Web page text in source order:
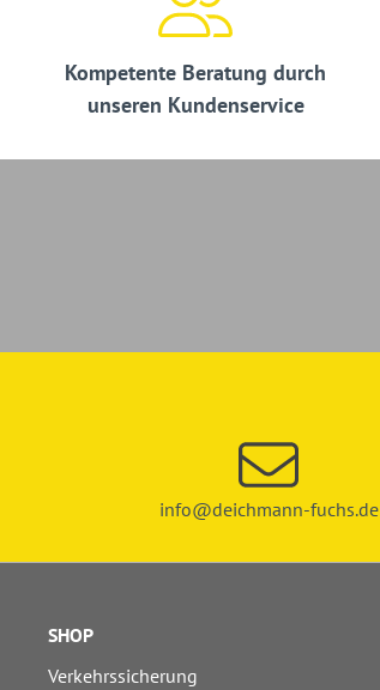
Kompetente Beratung durch
unseren Kundenservice
info@deichmann-fuchs.de
SHOP
Verkehrssicherung